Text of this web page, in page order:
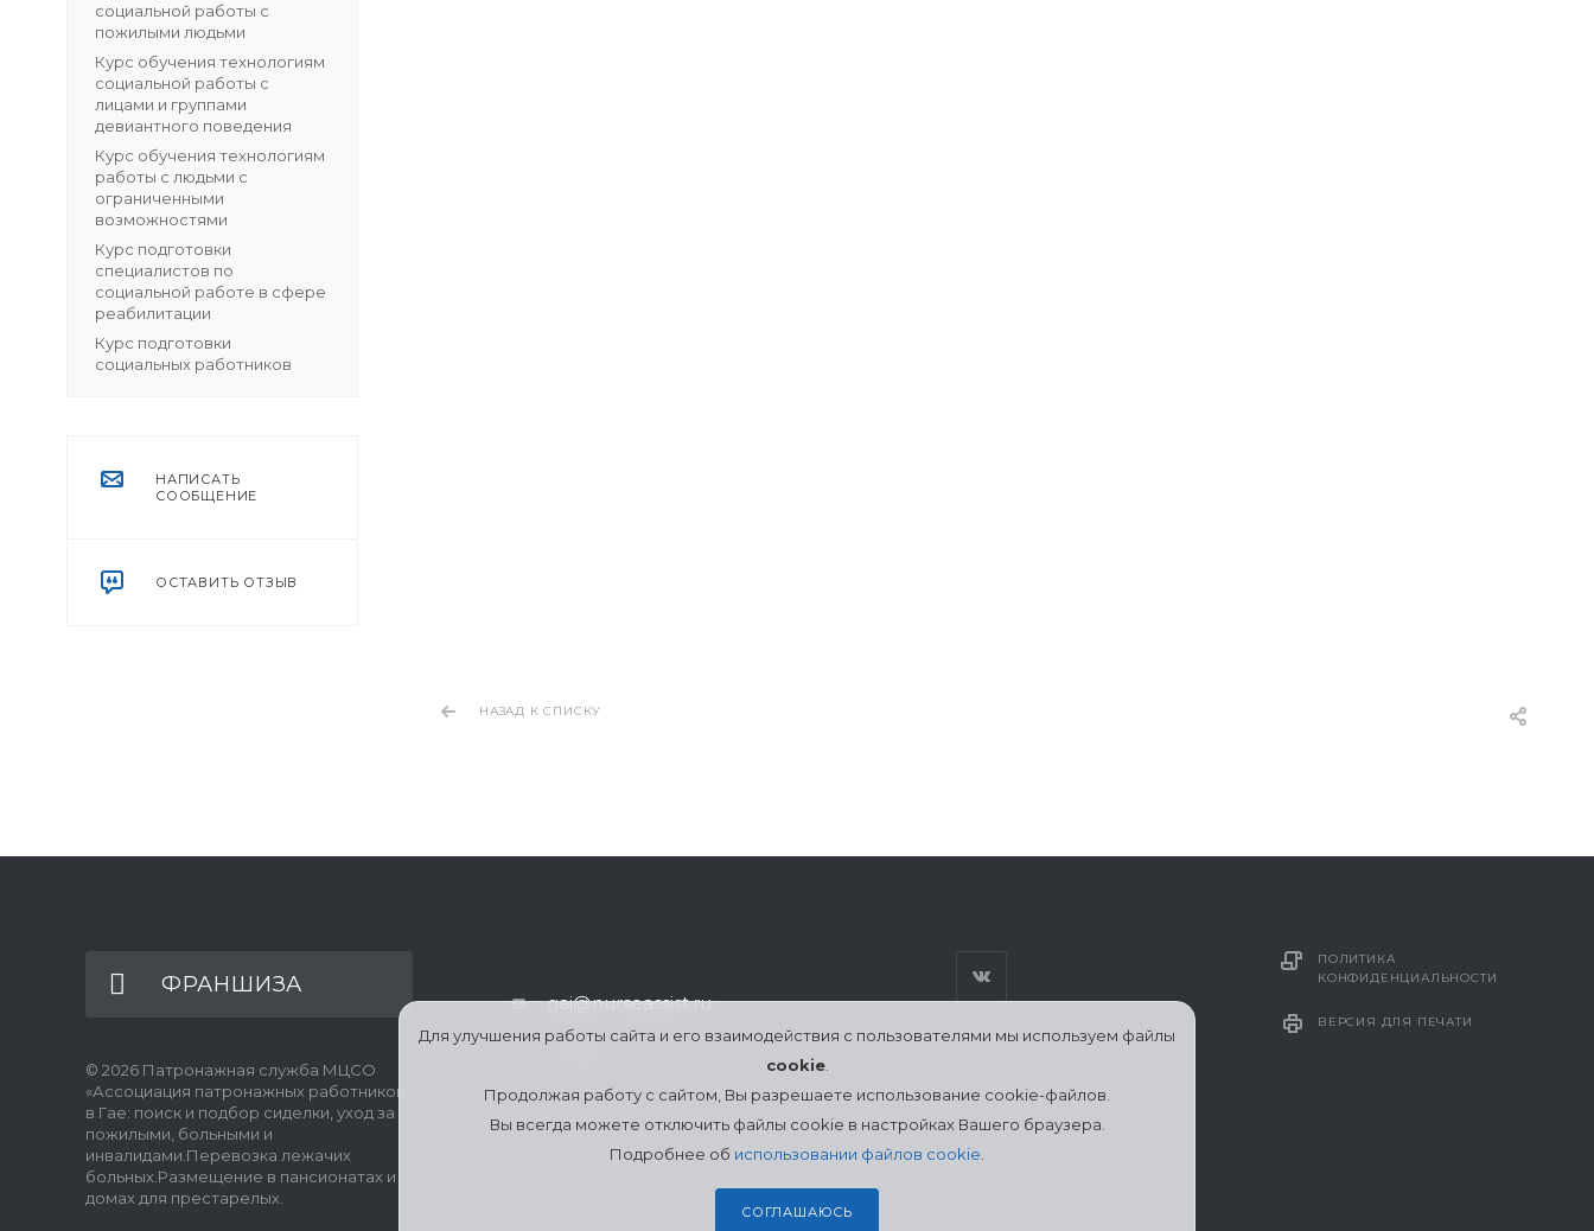
социальной работы с
пожилыми людьми
Курс обучения технологиям
социальной работы с
лицами и группами
девиантного поведения
Курс обучения технологиям
работы с людьми с
ограниченными
возможностями
Курс подготовки
специалистов по
социальной работе в сфере
реабилитации
Курс подготовки
социальных работников
НАПИСАТЬ
СООБЩЕНИЕ
ОСТАВИТЬ ОТЗЫВ
НАЗАД К СПИСКУ
ФРАНШИЗА
© 2026 Патронажная служба МЦСО
«Ассоциация патронажных работников»
в Гае: поиск и подбор сиделки, уход за
пожилыми, больными и
инвалидами.Перевозка лежачих
больных.Размещение в пансионатах и
домах для престарелых.
gaj@nurseassist.ru
ПОЛИТИКА
КОНФИДЕНЦИАЛЬНОСТИ
ВЕРСИЯ ДЛЯ ПЕЧАТИ
Для улучшения работы сайта и его взаимодействия с пользователями мы используем файлы
cookie.
Продолжая работу с сайтом, Вы разрешаете использование cookie-файлов.
Вы всегда можете отключить файлы cookie в настройках Вашего браузера.
Подробнее об использовании файлов cookie
СОГЛАШАЮСЬ